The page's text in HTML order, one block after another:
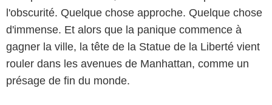
l'obscurité. Quelque chose approche. Quelque chose
d'immense. Et alors que la panique commence à
gagner la ville, la tête de la Statue de la Liberté vient
rouler dans les avenues de Manhattan, comme un
présage de fin du monde.